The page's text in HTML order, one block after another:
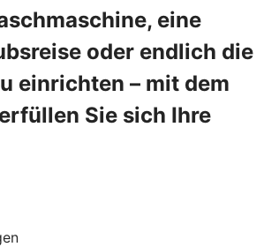
eine
oder endlich die
einrichten – mit dem
Sie sich Ihre